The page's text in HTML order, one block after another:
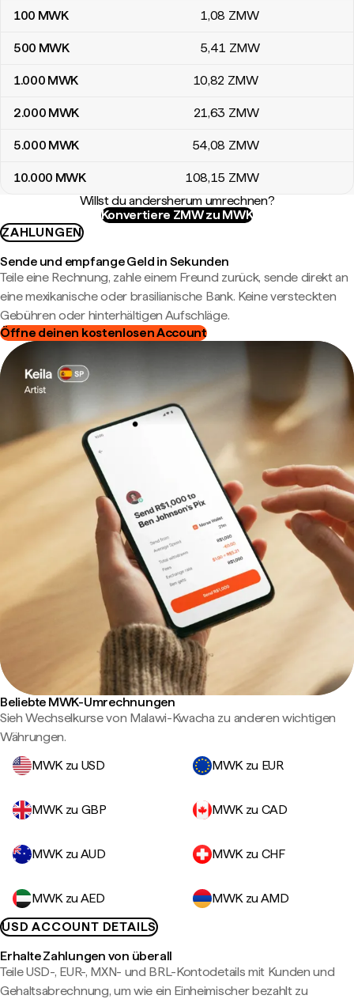
Umrechnungstabelle Malawi-Kwacha zu Kwacha
100 MWK 1,08 ZMW
500 MWK 5,41 ZMW
1.000 MWK 10,82 ZMW
2.000 MWK 21,63 ZMW
5.000 MWK 54,08 ZMW
10.000 MWK 108,15 ZMW
Willst du andersherum umrechnen?
Konvertiere ZMW zu MWK
ZAHLUNGEN
Sende und empfange Geld in Sekunden
Teile eine Rechnung, zahle einem Freund zurück, sende direkt an
eine mexikanische oder brasilianische Bank. Keine versteckten
Gebühren oder hinterhältigen Aufschläge.
Öffne deinen kostenlosen Account
Beliebte MWK-Umrechnungen
Sieh Wechselkurse von Malawi-Kwacha zu anderen wichtigen
Währungen.
MWK zu USD
MWK zu EUR
MWK zu GBP MWK zu CAD
MWK zu AUD MWK zu CHF
MWK zu AED
MWK zu AMD
USD ACCOUNT DETAILS
Erhalte Zahlungen von überall
Teile USD-, EUR-, MXN- und BRL-Kontodetails mit Kunden und
Gehaltsabrechnung, um wie ein Einheimischer bezahlt zu